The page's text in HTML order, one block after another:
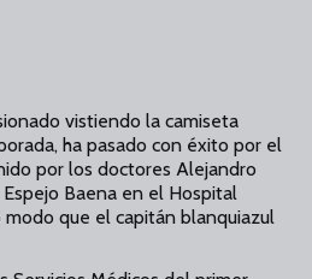
vistiendo la camiseta
ha pasado con éxito por el
por los doctores Alejandro
Baena en el Hospital
modo que el capitán blanquiazul